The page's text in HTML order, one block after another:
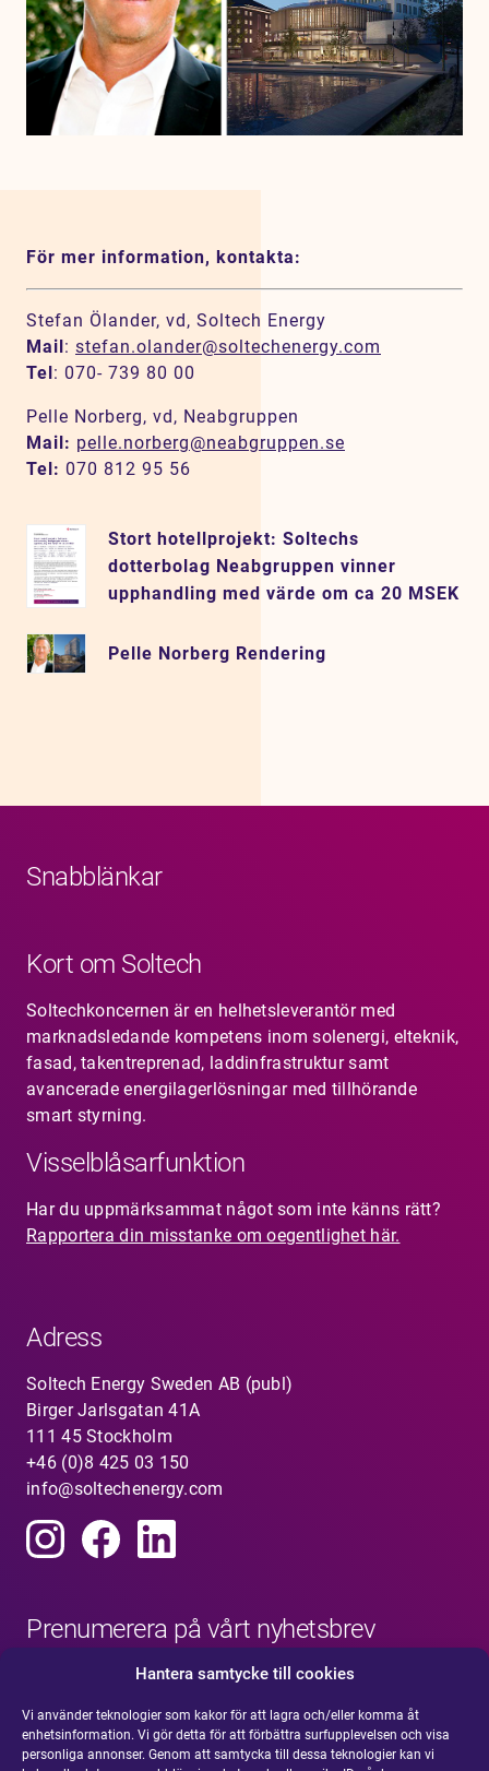
Hantera samtycke till cookies
Vi använder teknologier som kakor för att lagra och/eller komma åt
enhetsinformation. Vi gör detta för att förbättra surfupplevelsen och visa
personliga annonser. Genom att samtycka till dessa teknologier kan vi
För mer information, kontakta:
Stefan Ölander, vd, Soltech Energy
Mail : stefan.olander@soltechenergy.com
Tel : 070- 739 80 00
Pelle Norberg, vd, Neabgruppen
Mail: pelle.norberg@neabgruppen.se
Tel: 070 812 95 56
Stort hotellprojekt: Soltechs
dotterbolag Neabgruppen vinner
upphandling med värde om ca 20 MSEK
Pelle Norberg Rendering
Snabblänkar
Kort om Soltech
Soltechkoncernen är en helhetsleverantör med
marknadsledande kompetens inom solenergi, elteknik,
fasad, takentreprenad, laddinfrastruktur samt
avancerade energilagerlösningar med tillhörande
smart styrning.
Visselblåsarfunktion
Har du uppmärksammat något som inte känns rätt?
Rapportera din misstanke om oegentlighet här.
Adress
Soltech Energy Sweden AB (publ)
Birger Jarlsgatan 41A
111 45 Stockholm
+46 (0)8 425 03 150
info@soltechenergy.com
Prenumerera på vårt nyhetsbrev